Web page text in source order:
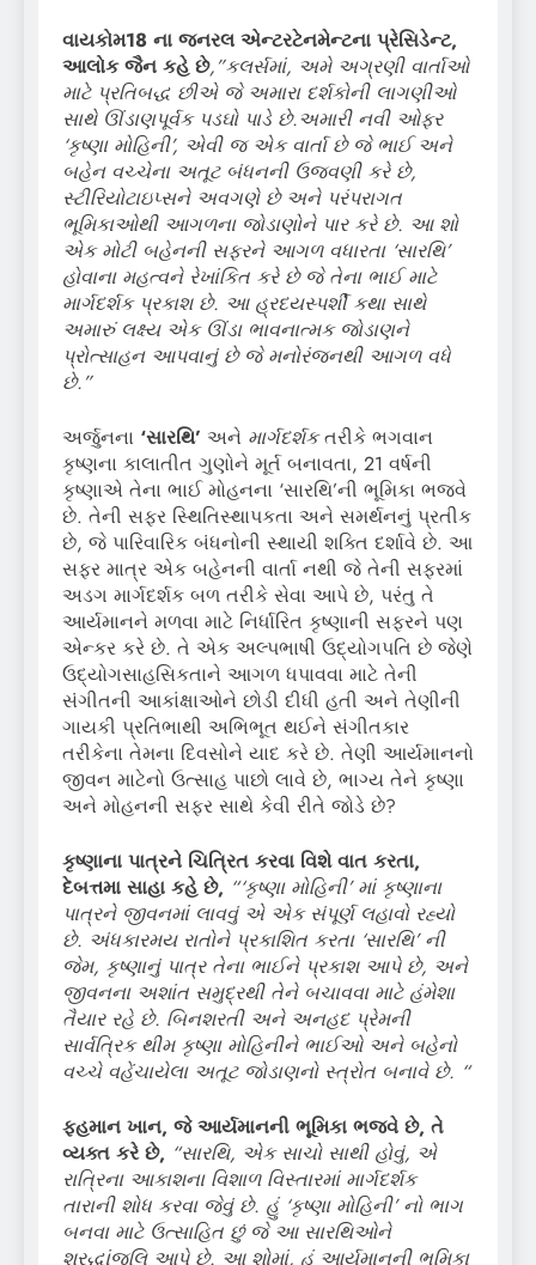
વાયકોમ18 ના જનરલ એન્ટરટેનમેન્ટના પ્રેસિડેન્ટ,
આલોક જૈન કહે છે,”કલર્સમાં, અમે અગ્રણી વાર્તાઓ
માટે પ્રતિબદ્ધ છીએ જે અમારા દર્શકોની લાગણીઓ
સાથે ઊંડાણપૂર્વક પડઘો પાડે છે.અમારી નવી ઓફર
‘કૃષ્ણા મોહિની’, એવી જ એક વાર્તા છે જે ભાઈ અને
બહેન વચ્ચેના અતૂટ બંધનની ઉજવણી કરે છે,
સ્ટીરિયોટાઇપ્સને અવગણે છે અને પરંપરાગત
ભૂમિકાઓથી આગળના જોડાણોને પાર કરે છે. આ શો
એક મોટી બહેનની સફરને આગળ વધારતા ‘સારથિ’
હોવાના મહત્વને રેખાંકિત કરે છે જે તેના ભાઈ માટે
માર્ગદર્શક પ્રકાશ છે. આ હ્રદયસ્પર્શી કથા સાથે
અમારું લક્ષ્ય એક ઊંડા ભાવનાત્મક જોડાણને
પ્રોત્સાહન આપવાનું છે જે મનોરંજનથી આગળ વધે
છે.”
અર્જુનના ‘સારથિ’ અને માર્ગદર્શકતરીકે ભગવાન
કૃષ્ણના કાલાતીત ગુણોને મૂર્ત બનાવતા, 21 વર્ષની
કૃષ્ણાએ તેના ભાઈ મોહનના ‘સારથિ’ની ભૂમિકા ભજવે
છે. તેની સફર સ્થિતિસ્થાપકતા અને સમર્થનનું પ્રતીક
છે, જે પારિવારિક બંધનોની સ્થાયી શક્તિ દર્શાવે છે. આ
સફર માત્ર એક બહેનની વાર્તા નથી જે તેની સફરમાં
અડગ માર્ગદર્શક બળ તરીકે સેવા આપે છે, પરંતુ તે
આર્યમાનને મળવા માટે નિર્ધારિત કૃષ્ણાની સફરને પણ
એન્કર કરે છે. તે એક અલ્પભાષી ઉદ્યોગપતિ છે જેણે
ઉદ્યોગસાહસિકતાને આગળ ધપાવવા માટે તેની
સંગીતની આકાંક્ષાઓને છોડી દીધી હતી અને તેણીની
ગાયકી પ્રતિભાથી અભિભૂત થઈને સંગીતકાર
તરીકેના તેમના દિવસોને યાદ કરે છે. તેણી આર્યમાનનો
જીવન માટેનો ઉત્સાહ પાછો લાવે છે, ભાગ્ય તેને કૃષ્ણા
અને મોહનની સફર સાથે કેવી રીતે જોડે છે?
કૃષ્ણાના પાત્રને ચિત્રિત કરવા વિશે વાત કરતા,
દેબત્તમા સાહા કહે છે, “‘કૃષ્ણા મોહિની’ માં કૃષ્ણાના
પાત્રને જીવનમાં લાવવું એ એક સંપૂર્ણ લહાવો રહ્યો
છે. અંધકારમય રાતોને પ્રકાશિત કરતા ‘સારથિ’ ની
જેમ, કૃષ્ણાનું પાત્ર તેના ભાઈને પ્રકાશ આપે છે, અને
જીવનના અશાંત સમુદ્રથી તેને બચાવવા માટે હંમેશા
તૈયાર રહે છે. બિનશરતી અને અનહદ પ્રેમની
સાર્વત્રિક થીમ કૃષ્ણા મોહિનીને ભાઈઓ અને બહેનો
વચ્ચે વહેંચાયેલા અતૂટ જોડાણનો સ્ત્રોત બનાવે છે. “
ફહમાન ખાન, જે આર્યમાનની ભૂમિકા ભજવે છે, તે
વ્યક્ત કરે છે, “સારથિ, એક સાચો સાથી હોવું, એ
રાત્રિના આકાશના વિશાળ વિસ્તારમાં માર્ગદર્શક
તારાની શોધ કરવા જેવું છે. હું ‘કૃષ્ણા મોહિની’ નો ભાગ
બનવા માટે ઉત્સાહિત છું જે આ સારથિઓને
શ્રદ્ધાંજલિ આપે છે. આ શોમાં, હું આર્યમાનની ભૂમિકા